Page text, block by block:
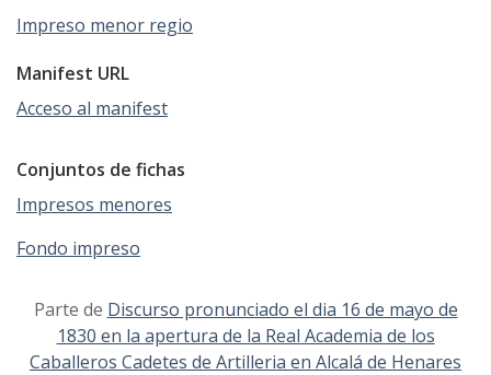
Impreso menor regio
Manifest URL
Acceso al manifest
Conjuntos de fichas
Impresos menores
Fondo impreso
Parte de Discurso pronunciado el dia 16 de mayo de
1830 en la apertura de la Real Academia de los
Caballeros Cadetes de Artilleria en Alcalá de Henares